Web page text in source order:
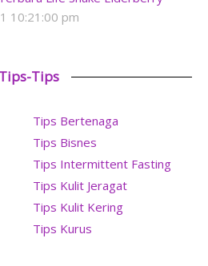
10:21:00 pm
Tips-Tips
Tips Bertenaga
Tips Bisnes
Tips Intermittent Fasting
Tips Kulit Jeragat
Tips Kulit Kering
Tips Kurus